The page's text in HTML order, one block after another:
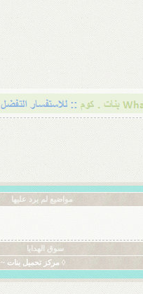
مواضيع لم يرد عليها
سوق الهدايا
◊ مركز تحميل بنات ~